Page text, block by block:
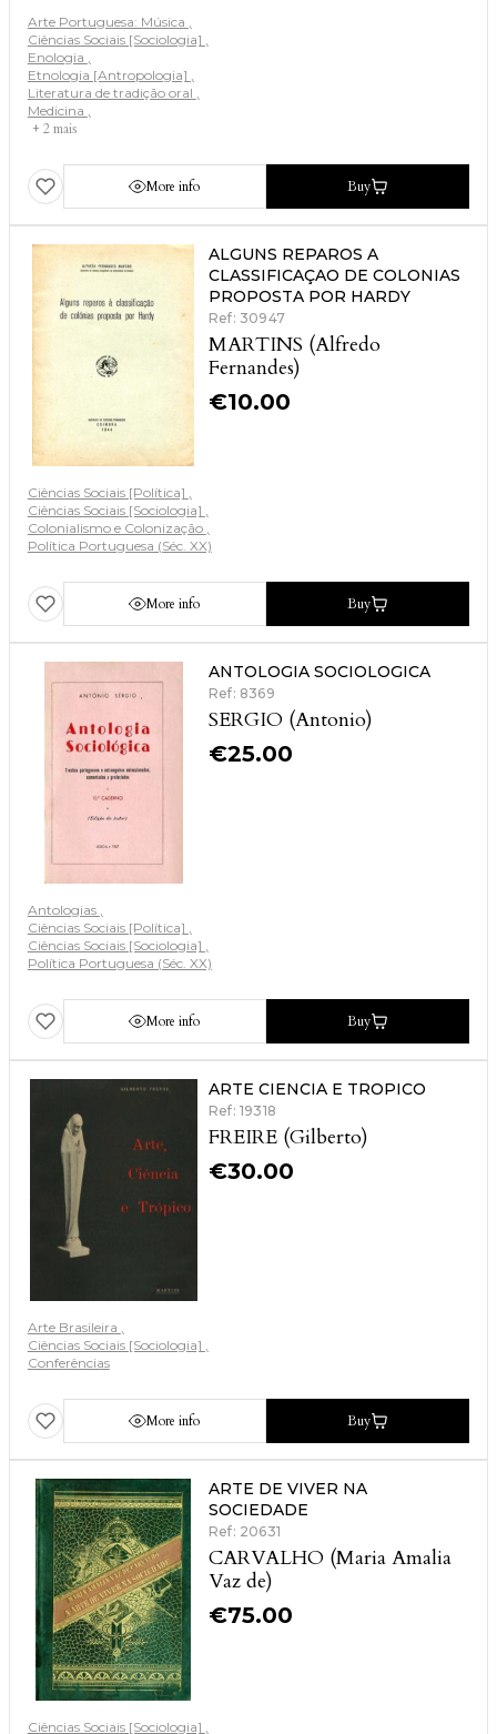
Arte Portuguesa: Música
Ciências Sociais [Sociologia]
Enologia
Etnologia [Antropologia]
Literatura de tradição oral
Medicina
+ 2 mais
More info Buy
ALGUNS REPAROS A
CLASSIFICAÇAO DE COLONIAS
PROPOSTA POR HARDY
Ref: 30947
MARTINS (Alfredo
Fernandes)
€10.00
Ciências Sociais [Política]
Ciências Sociais [Sociologia]
Colonialismo e Colonização
Política Portuguesa (Séc. XX)
More info Buy
ANTOLOGIA SOCIOLOGICA
Ref: 8369
SERGIO (Antonio)
€25.00
Antologias
Ciências Sociais [Política]
Ciências Sociais [Sociologia]
Política Portuguesa (Séc. XX)
More info Buy
ARTE CIENCIA E TROPICO
Ref: 19318
FREIRE (Gilberto)
€30.00
Arte Brasileira
Ciências Sociais [Sociologia]
Conferências
More info Buy
ARTE DE VIVER NA
SOCIEDADE
Ref: 20631
CARVALHO (Maria Amalia
Vaz de)
€75.00
Ciências Sociais [Sociologia]